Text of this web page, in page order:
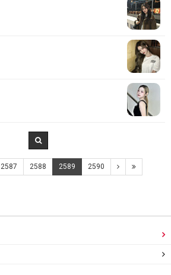
2587 2588 2589 2590